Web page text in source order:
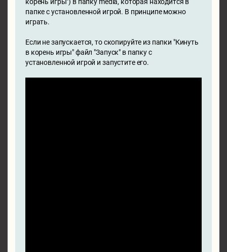
папке с установленной игрой. В принципе можно
играть.
Если не запускается, то скопируйте из папки "Кинуть
в корень игры" файл "Запуск" в папку с
установленной игрой и запустите его.